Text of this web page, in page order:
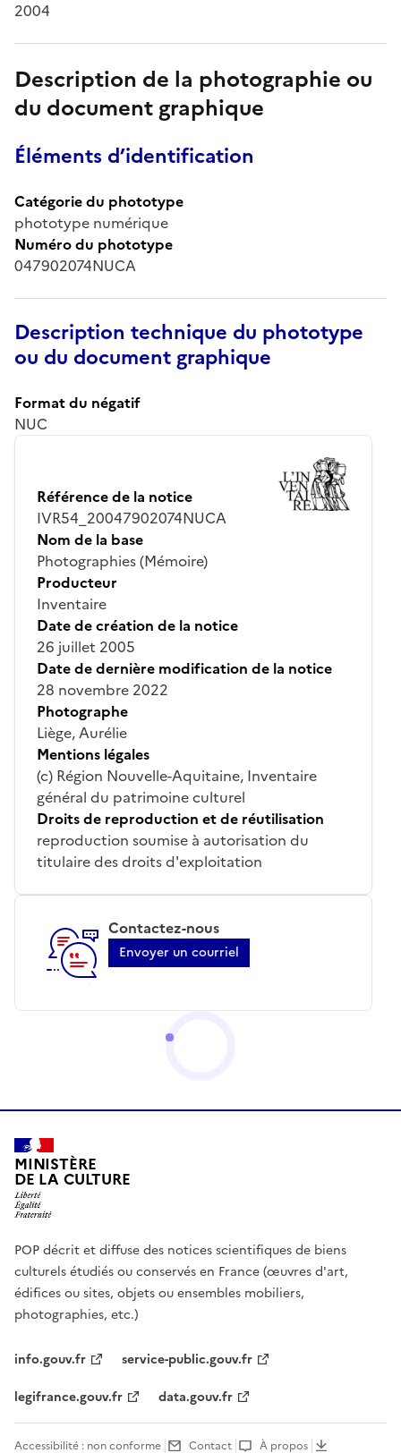
2004
Description de la photographie ou
du document graphique
Éléments d’identification
Catégorie du phototype
phototype numérique
Numéro du phototype
047902074NUCA
Description technique du phototype
ou du document graphique
Format du négatif
NUC
Référence de la notice
IVR54_20047902074NUCA
Nom de la base
Photographies (Mémoire)
Producteur
Inventaire
Date de création de la notice
26 juillet 2005
Date de dernière modification de la notice
28 novembre 2022
Photographe
Liège, Aurélie
Mentions légales
(c) Région Nouvelle-Aquitaine, Inventaire
général du patrimoine culturel
Droits de reproduction et de réutilisation
reproduction soumise à autorisation du
titulaire des droits d'exploitation
Contactez-nous
Envoyer un courriel
MINISTÈRE
DE LA CULTURE
POP décrit et diffuse des notices scientifiques de biens
culturels étudiés ou conservés en France (œuvres d'art,
édifices ou sites, objets ou ensembles mobiliers,
photographies, etc.)
info.gouv.fr
service-public.gouv.fr
legifrance.gouv.fr
data.gouv.fr
Accessibilité : non conforme Contact À propos